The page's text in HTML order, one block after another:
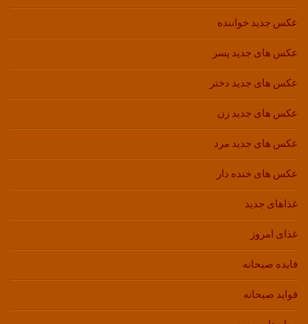
عکس جدید خواننده
عکس های جدید پسر
عکس های جدید دختر
عکس های جدید زن
عکس های جدید مرد
عکس های خنده دار
غذاهای جدید
غذای امروز
فایده صبحانه
فواید صبحانه